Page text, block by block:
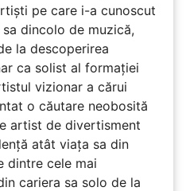
pe care i-a cunoscut
dincolo de muzică,
la descoperirea
ca solist al formației
vizionar a cărui
o căutare neobosită
artist de divertisment
atât viața sa din
dintre cele mai
cariera sa solo de la